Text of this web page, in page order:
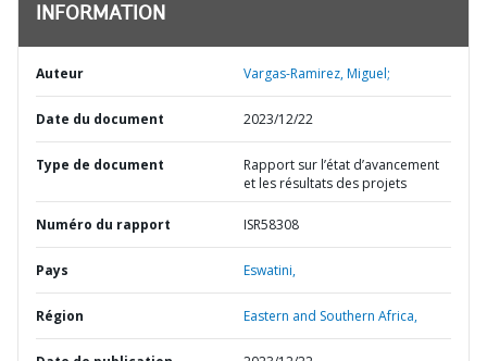
INFORMATION
Auteur Vargas-Ramirez, Miguel;
Date du document 2023/12/22
Type de document
Rapport sur l’état d’avancement
et les résultats des projets
Numéro du rapport ISR58308
Pays Eswatini,
Région Eastern and Southern Africa,